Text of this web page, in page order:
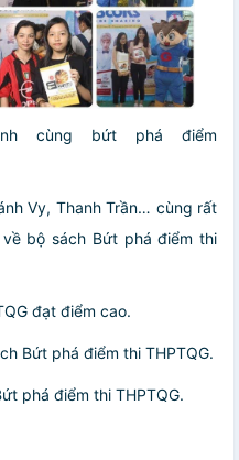
cùng bứt phá điểm
Vy, Thanh Trần… cùng rất
bộ sách Bứt phá điểm thi
đạt điểm cao.
Bứt phá điểm thi THPTQG.
phá điểm thi THPTQG.